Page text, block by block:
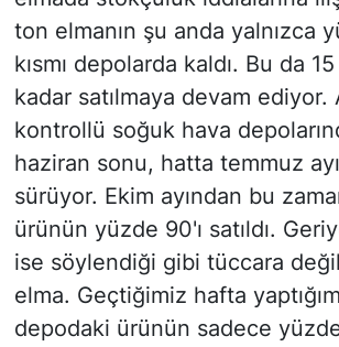
ton elmanın şu anda yalnızca
kısmı depolarda kaldı. Bu da
kadar satılmaya devam ediyor.
kontrollü soğuk hava
haziran sonu, hatta temmuz
sürüyor. Ekim ayından bu
ürünün yüzde 90'ı satıldı.
ise söylendiği gibi tüccara
elma. Geçtiğimiz hafta
depodaki ürünün sadece